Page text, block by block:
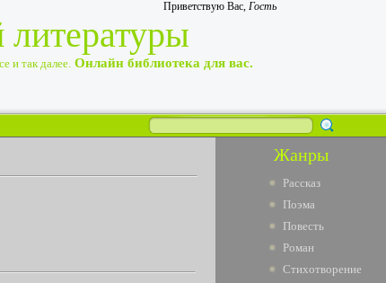
Приветствую Вас, Гость
литературы
и так далее. Онлайн библиотека для вас.
Жанры
Рассказ
Поэма
Повесть
Роман
Стихотворение